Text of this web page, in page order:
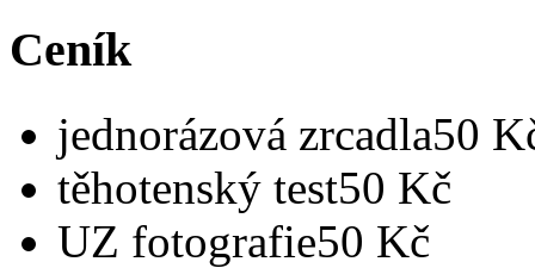
Ceník
jednorázová zrcadla50
těhotenský test50 Kč
UZ fotografie50 Kč